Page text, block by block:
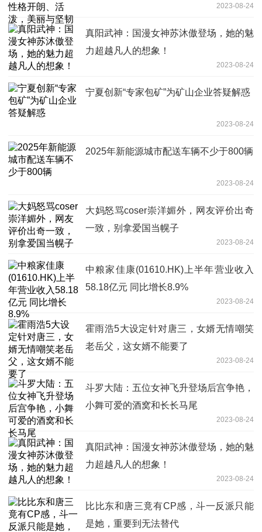
2023-08-24
真阳武神：国漫女神苏沐傲登场，她的魅
力超越凡人的想象！
2023-08-24
宁夏创新“专家包矿”为矿山企业答疑解惑
2023-08-24
2025年新能源城市配送车辆不少于800辆
2023-08-24
大妈怒骂coser崇洋媚外，网友评价出奇
一致，别拿爱国当幌子
2023-08-24
中粮家佳康(01610.HK)上半年营业收入
58.18亿元 同比增长8.9%
2023-08-24
霍雨浩5大设定针对唐三，女婿无情嘲笑
老岳父，这女婿不能要了
2023-08-24
斗罗大陆：五位女神飞升登场后宫争艳，
小舞可爱的酒窝和长长马尾
2023-08-24
真阳武神：国漫女神苏沐傲登场，她的魅
力超越凡人的想象！
2023-08-24
比比东和唐三竟有CP感，斗一反派只能
是她，重要到无法替代